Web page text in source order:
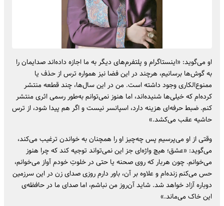
او می‌گوید: «اینستاگرام و پلتفرم‌های دیگر به ما اجازه داده‌اند صدایمان را
به گوش‌ها برسانیم، هرچند در این فضا نیز همواره ترس از حذف یا
ممنوع‌الکاری وجود داشته است. من در این سال‌ها، چند قطعه‌ منتشر
کرده‌ام که خیلی‌ها شنیده‌اند، اما هنوز نمی‌توانم به‌طور رسمی اثری منتشر
کنم. ضبط حرفه‌ای هزینه دارد، اسپانسر نیست و اگر هم پیدا شود، از ترس
حاشیه عقب می‌کشد.»
وقتی از او می‌پرسیم پس چه‌چیز او را همچنان به خواندن ترغیب می‌کند،
می‌گوید: «عشق؛ هیچ واژه‌ای جز این نمی‌تواند توجیه کند که چرا هنوز
می‌خوانم. چون هربار که روی صحنه یا حتی در خلوتِ خودم آواز می‌خوانم،
حس می‌کنم زنده‌ام و علاوه بر آن، باور دارم روزی صدای زن در این سرزمین
دوباره آزاد خواهد شد. شاید آن‌روز من نباشم، اما صدای ما در حافظه‌ی
این خاک می‌ماند.»